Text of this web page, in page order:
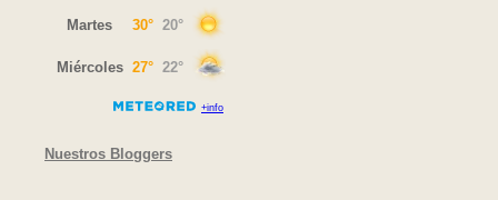
Nuestros Bloggers